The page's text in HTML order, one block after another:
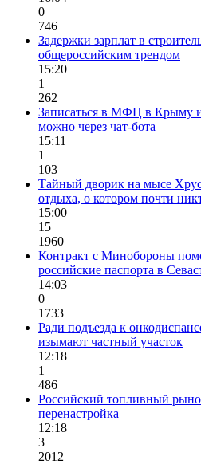
0
746
Задержки зарплат в
общероссийским трендом
15:20
1
262
Записаться в МФЦ в Крыму и
можно через чат-бота
15:11
1
103
Тайный дворик на мысе
отдыха, о котором почти
15:00
15
1960
Контракт с Минобороны
российские паспорта в
14:03
0
1733
Ради подъезда к
изымают частный участок
12:18
1
486
Российский топливный
перенастройка
12:18
3
2012